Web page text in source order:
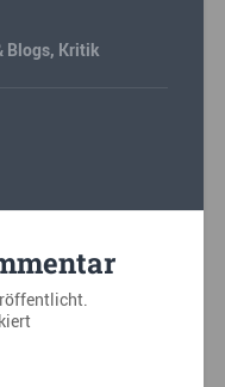
Blogs, Kritik